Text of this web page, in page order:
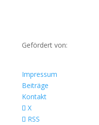
Gefördert von:
Impressum
Beiträge
Kontakt
X
RSS